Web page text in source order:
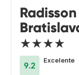
★★★★
9.2
Excelente